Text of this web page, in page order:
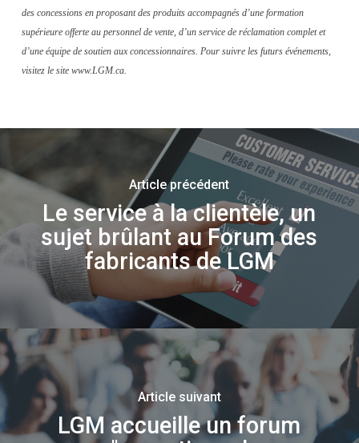
des concessions en proposant des produits accompagnés d’une formation
supérieure offerte au personnel de vente, d’un service de réclamation complet et
d’une équipe de soutien aux concessionnaires. Pour suivre les futurs événements,
visitez le site www.LGM.ca.
Article précédent
Le service à la clientèle, un
sujet brûlant au Forum des
fabricants de LGM
Article suivant
LGM accueille un forum